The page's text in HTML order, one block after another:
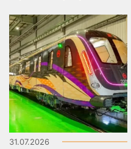
31.07.2026